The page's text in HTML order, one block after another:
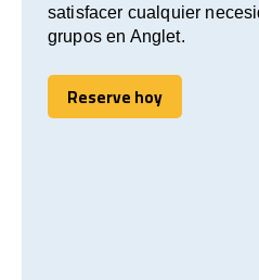
satisfacer cualquier
grupos en Anglet.
Reserve hoy
Reserve hoy